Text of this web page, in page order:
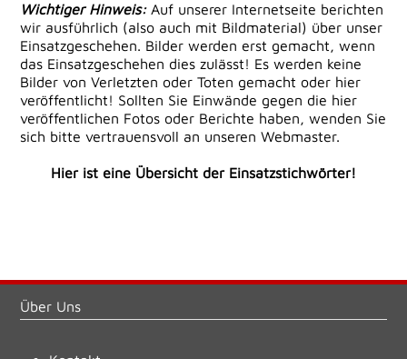
Wichtiger Hinweis: Auf unserer Internetseite berichten
wir ausführlich (also auch mit Bildmaterial) über unser
Einsatzgeschehen. Bilder werden erst gemacht, wenn
das Einsatzgeschehen dies zulässt! Es werden keine
Bilder von Verletzten oder Toten gemacht oder hier
veröffentlicht! Sollten Sie Einwände gegen die hier
veröffentlichen Fotos oder Berichte haben, wenden Sie
sich bitte vertrauensvoll an unseren Webmaster.
Hier ist eine Übersicht der Einsatzstichwörter!
Über Uns